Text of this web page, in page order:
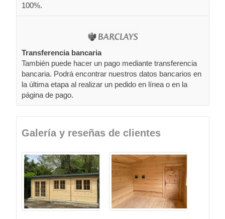
100%.
Transferencia bancaria
También puede hacer un pago mediante transferencia
bancaria. Podrá encontrar nuestros datos bancarios en
la última etapa al realizar un pedido en línea o en la
página de pago.
Galería y reseñas de clientes